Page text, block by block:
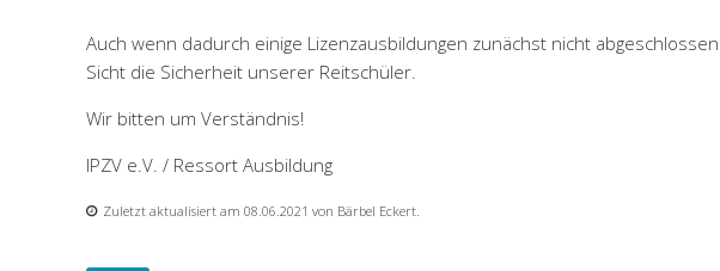
Auch wenn dadurch einige Lizenzausbildungen zunächst nicht
Sicht die Sicherheit unserer Reitschüler.
Wir bitten um Verständnis!
IPZV e.V. / Ressort Ausbildung
Zuletzt aktualisiert am 08.06.2021 von Bärbel Eckert.